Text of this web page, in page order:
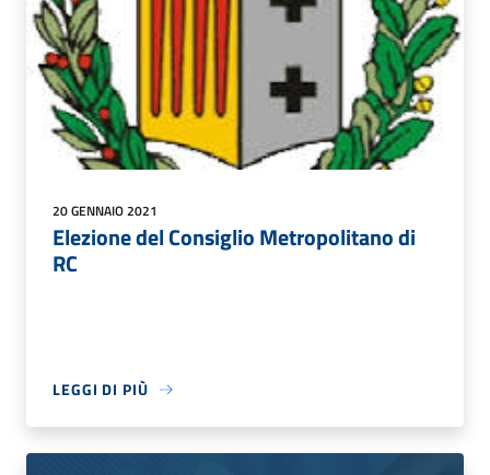
20 GENNAIO 2021
Elezione del Consiglio Metropolitano di
RC
LEGGI DI PIÙ